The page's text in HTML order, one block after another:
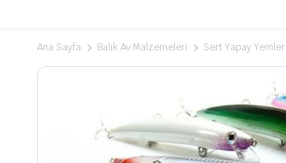
Ana Sayfa Balık Av Malzemeleri Sert Yapay Yemler